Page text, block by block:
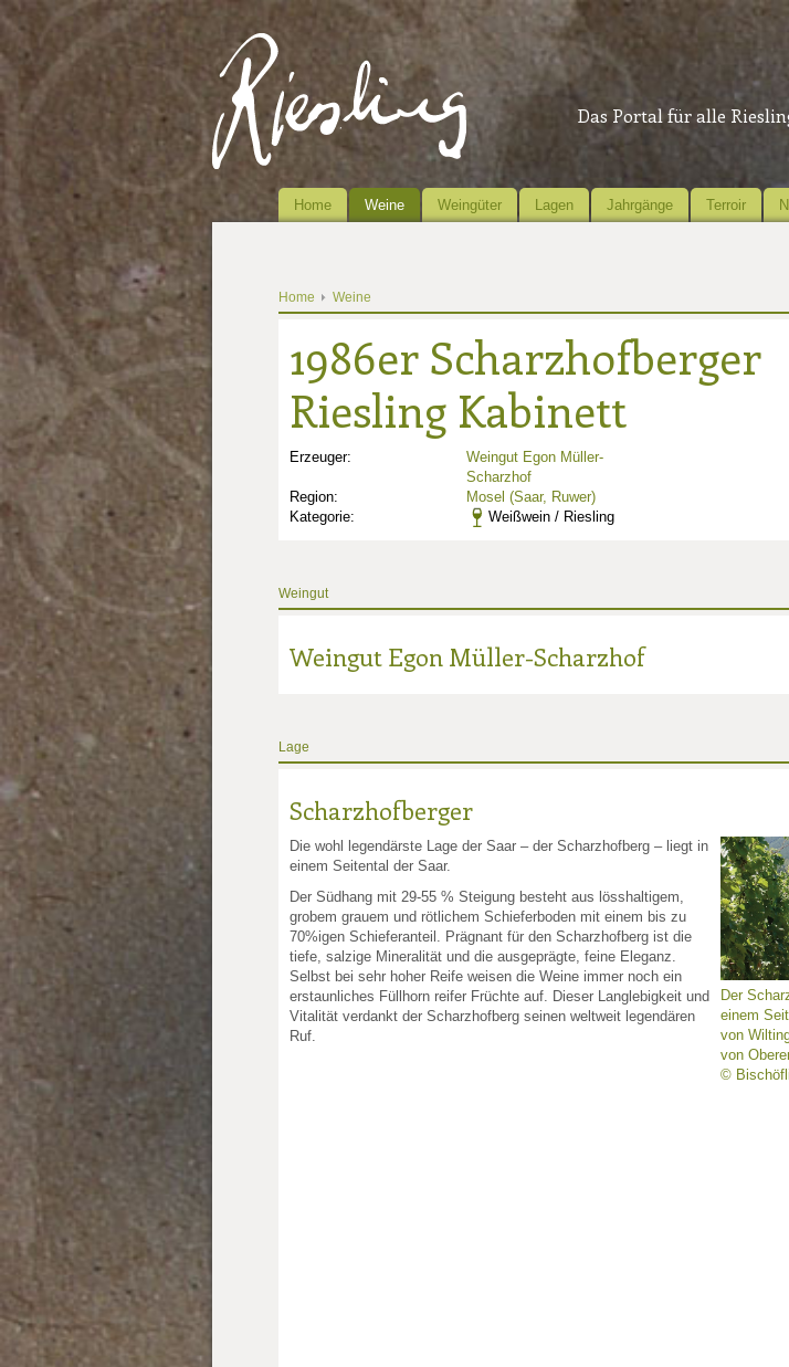
Das Portal für alle
Home Weine Weingüter Lagen Jahrgänge Terroir
Home Weine
1986er Scharzhofberger
Riesling Kabinett
Erzeuger:
Weingut Egon Müller-
Scharzhof
Region:
Mosel (Saar, Ruwer)
Kategorie:
Weißwein / Riesling
Weingut
Weingut Egon Müller-Scharzhof
Lage
Scharzhofberger
Der
einem
von
von
©
Die wohl legendärste Lage der Saar – der Scharzhofberg – liegt in
einem Seitental der Saar.
Der Südhang mit 29-55 % Steigung besteht aus lösshaltigem,
grobem grauem und rötlichem Schieferboden mit einem bis zu
70%igen Schieferanteil. Prägnant für den Scharzhofberg ist die
tiefe, salzige Mineralität und die ausgeprägte, feine Eleganz.
Selbst bei sehr hoher Reife weisen die Weine immer noch ein
erstaunliches Füllhorn reifer Früchte auf. Dieser Langlebigkeit und
Vitalität verdankt der Scharzhofberg seinen weltweit legendären
Ruf.
3
3
Punkte: 3
Punkte: 5
Punkte: 5
Millau Punkte: 5
Gault-Millau Punkte: 5